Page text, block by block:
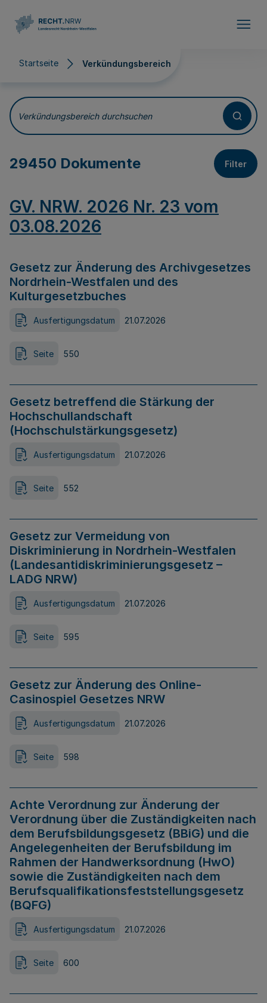
Startseite Verkündungsbereich
Verkündungsbereich
Verkündungsbereich durchsuchen
29450 Dokumente Filter
GV. NRW. 2026 Nr. 23 vom
03.08.2026
Gesetz zur Änderung des Archivgesetzes
Nordrhein-Westfalen und des
Kulturgesetzbuches
Ausfertigungsdatum 21.07.2026
Seite 550
Gesetz betreffend die Stärkung der
Hochschullandschaft
(Hochschulstärkungsgesetz)
Ausfertigungsdatum 21.07.2026
Seite 552
Gesetz zur Vermeidung von
Diskriminierung in Nordrhein-Westfalen
(Landesantidiskriminierungsgesetz –
LADG NRW)
Ausfertigungsdatum 21.07.2026
Seite 595
Gesetz zur Änderung des Online-
Casinospiel Gesetzes NRW
Ausfertigungsdatum 21.07.2026
Seite 598
Achte Verordnung zur Änderung der
Verordnung über die Zuständigkeiten nach
dem Berufsbildungsgesetz (BBiG) und die
Angelegenheiten der Berufsbildung im
Rahmen der Handwerksordnung (HwO)
sowie die Zuständigkeiten nach dem
Berufsqualifikationsfeststellungsgesetz
(BQFG)
Ausfertigungsdatum 21.07.2026
Seite 600